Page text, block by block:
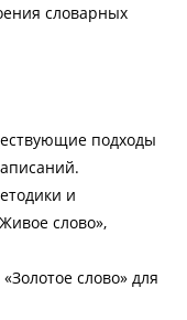
словарных
подходы
и
слово»,
слово» для